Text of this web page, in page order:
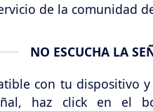
de la comunidad
NO ESCUCHA LA
con tu dispositivo
haz click en el